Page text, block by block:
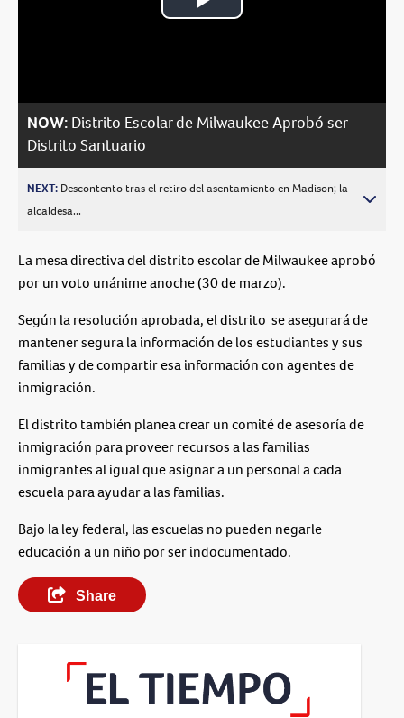
Play
NOW: Distrito Escolar de Milwaukee Aprobó ser
Distrito Santuario
NEXT: Descontento tras el retiro del asentamiento en Madison; la
alcaldesa...
La mesa directiva del distrito escolar de Milwaukee aprobó
por un voto unánime anoche (30 de marzo).
Según la resolución aprobada, el distrito se asegurará de
mantener segura la información de los estudiantes y sus
familias y de compartir esa información con agentes de
inmigración.
El distrito también planea crear un comité de asesoría de
inmigración para proveer recursos a las familias
inmigrantes al igual que asignar a un personal a cada
escuela para ayudar a las familias.
Bajo la ley federal, las escuelas no pueden negarle
educación a un niño por ser indocumentado.
Share